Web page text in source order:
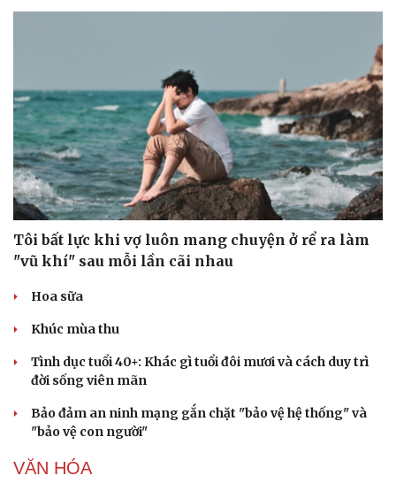
Tôi bất lực khi vợ luôn mang chuyện ở rể ra làm
"vũ khí" sau mỗi lần cãi nhau
Hoa sữa
Khúc mùa thu
Tình dục tuổi 40+: Khác gì tuổi đôi mươi và cách duy trì
đời sống viên mãn
Bảo đảm an ninh mạng gắn chặt "bảo vệ hệ thống" và
"bảo vệ con người"
VĂN HÓA